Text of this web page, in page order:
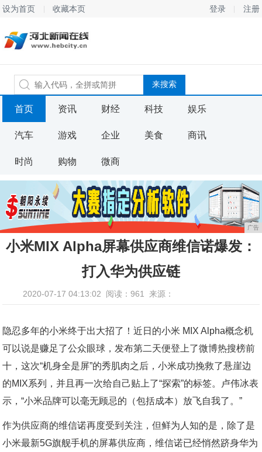
设为首页 收藏本页 登录 注册
首页 资讯 财经 科技 娱乐
汽车 游戏 企业 美食 商讯
时尚 购物 微商
广告
小米MIX Alpha屏幕供应商维信诺爆发：
打入华为供应链
2020-07-17 04:13:02 阅读：961 来源：
隐忍多年的小米终于出大招了！近日的小米 MIX Alpha概念机
可以说是赚足了公众眼球，发布第二天便登上了微博热搜榜前
十，这次“机身全是屏”的秀肌肉之后，小米成功挽救了悬崖边
的MIX系列，并且再一次给自己贴上了“探索”的标签。卢伟冰表
示，“小米品牌可以毫无顾忌的（包括成本）放飞自我了。”
作为供应商的维信诺再度受到关注，但鲜为人知的是，除了是
小米最新5G旗舰手机的屏幕供应商，维信诺已经悄然跻身华为